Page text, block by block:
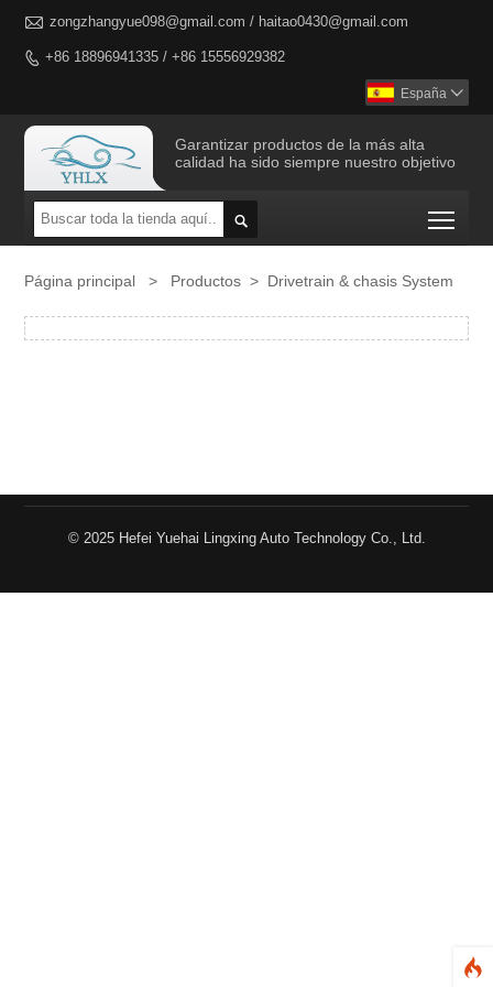
 zongzhangyue098@gmail.com / haitao0430@gmail.com
 +86 18896941335 / +86 15556929382
España 
Garantizar productos de la más alta
calidad ha sido siempre nuestro objetivo

Página principal > Productos > Drivetrain & chasis System
© 2025 Hefei Yuehai Lingxing Auto Technology Co., Ltd.